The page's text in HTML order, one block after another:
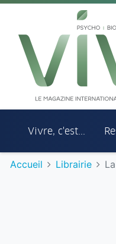
Aller au menu principal
Aller au contenu principal
Vivre, c'est...
Accueil Librairie